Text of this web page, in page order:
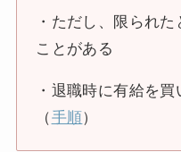
・ただし、限られ
ことがある
・退職時に有給を
（手順）